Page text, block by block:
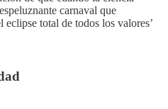
carnaval que
eclipse total de todos los valores’